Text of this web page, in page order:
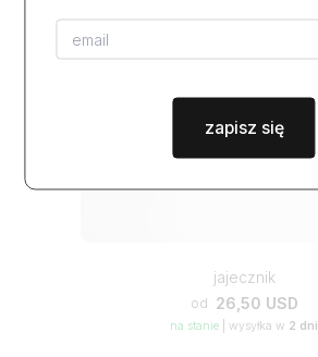
jajecznik
od 26,50 USD
na stanie wysyłka w 2 dni
zapisz się